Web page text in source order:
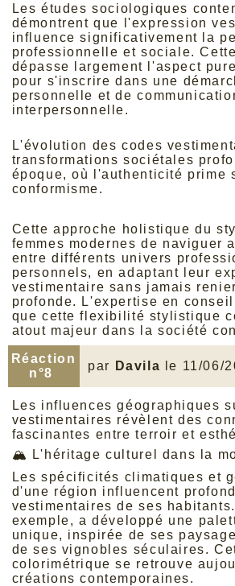
Les études sociologiques
démontrent que l'expression
influence significativement la
professionnelle et sociale.
dépasse largement l'aspect
pour s'inscrire dans une
personnelle et de
interpersonnelle.
L'évolution des codes
transformations sociétales
époque, où l'authenticité prime
conformisme.
Cette approche holistique du
femmes modernes de naviguer
entre différents univers
personnels, en adaptant leur
vestimentaire sans jamais
profonde. L'expertise en
que cette flexibilité stylistique
atout majeur dans la société
Réaction
n°8
par Davila le 11/06/
Les influences géographiques
vestimentaires révèlent des
fascinantes entre terroir et
🏔️ L'héritage culturel dans la
Les spécificités climatiques et
d'une région influencent
vestimentaires de ses
exemple, a développé une
unique, inspirée de ses
de ses vignobles séculaires.
colorimétrique se retrouve
créations contemporaines.